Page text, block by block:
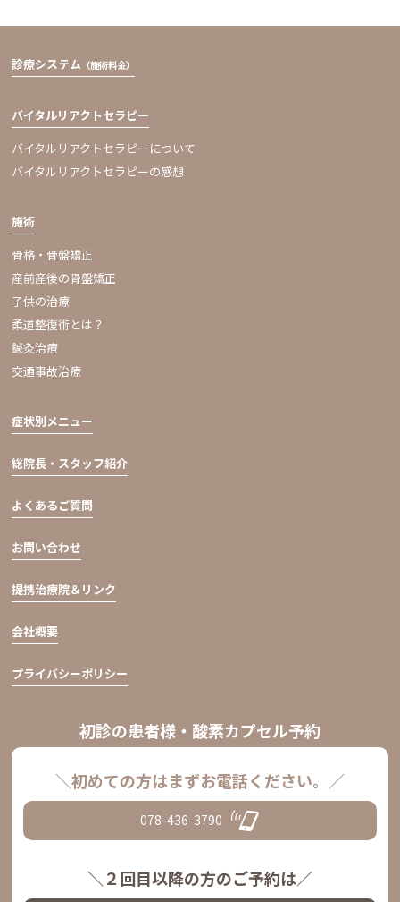
診療システム （施術料金）
バイタルリアクトセラピー
バイタルリアクトセラピーについて
バイタルリアクトセラピーの感想
施術
骨格・骨盤矯正
産前産後の骨盤矯正
子供の治療
柔道整復術とは？
鍼灸治療
交通事故治療
症状別メニュー
総院長・スタッフ紹介
よくあるご質問
お問い合わせ
提携治療院＆リンク
会社概要
プライバシーポリシー
初診の患者様・酸素カプセル予約
＼初めての方はまずお電話ください。／
078-436-3790
＼２回目以降の方のご予約は／